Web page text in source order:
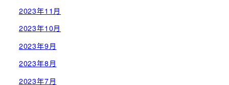
2023年11月
2023年10月
2023年9月
2023年8月
2023年7月